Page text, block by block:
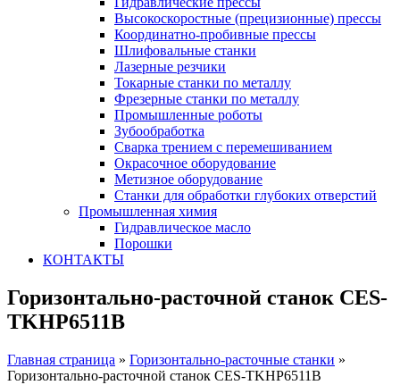
Высокоскоростные (прецизионные) прессы
Координатно-пробивные прессы
Шлифовальные станки
Лазерные резчики
Токарные станки по металлу
Фрезерные станки по металлу
Промышленные роботы
Зубообработка
Сварка трением с перемешиванием
Окрасочное оборудование
Метизное оборудование
Станки для обработки глубоких отверстий
Промышленная химия
Гидравлическое масло
Порошки
КОНТАКТЫ
Горизонтально-расточной станок CES-
TKHP6511B
Главная страница » Горизонтально-расточные станки »
Горизонтально-расточной станок CES-TKHP6511B